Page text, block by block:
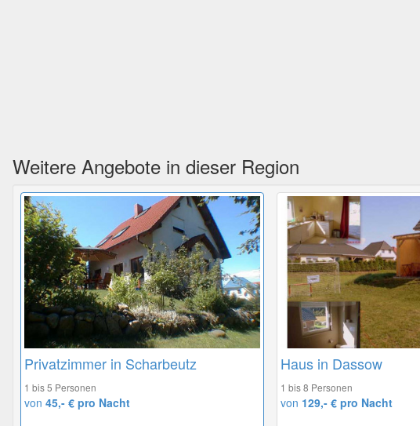
Weitere Angebote in dieser Region
Privatzimmer in Scharbeutz
1 bis 5 Personen
von 45,- € pro Nacht
Haus in Dassow
1 bis 8 Personen
von 129,- € pro Nacht